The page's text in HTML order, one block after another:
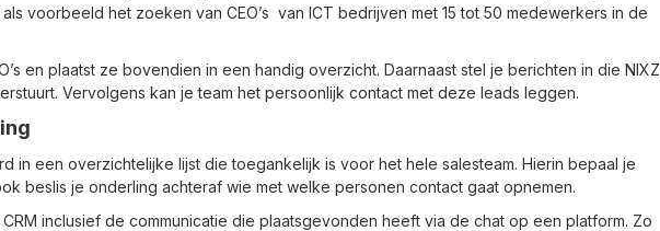
voorbeeld het zoeken van CEO’s van ICT bedrijven met 15 tot 50 medewerkers in de
en plaatst ze bovendien in een handig overzicht. Daarnaast stel je berichten in die NIXZ
Vervolgens kan je team het persoonlijk contact met deze leads leggen.
in een overzichtelijke lijst die toegankelijk is voor het hele salesteam. Hierin bepaal je
beslis je onderling achteraf wie met welke personen contact gaat opnemen.
inclusief de communicatie die plaatsgevonden heeft via de chat op een platform. Zo